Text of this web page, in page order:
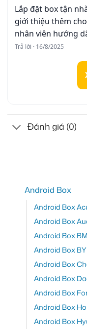
Lắp đặt box tận
giới thiệu thêm
nhân viên hướng
Trả lời · 16/8/2025
Đánh giá (0)
Android Box
Android Box
Android Box
Android Box
Android Box
Android Box
Android Box
Android Box
Android Box
Android Box